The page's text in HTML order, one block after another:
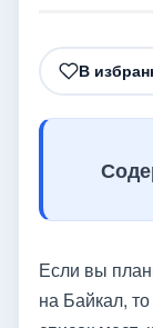
В
Если вы
на Байкал,